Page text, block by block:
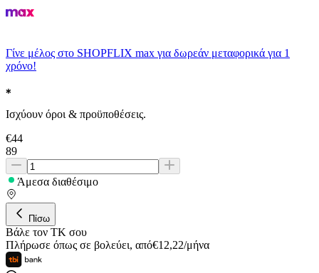
Γίνε μέλος στο SHOPFLIX max για δωρεάν μεταφορικά για 1
χρόνο!
Ισχύουν όροι & προϋποθέσεις.
€44
89
Άμεσα διαθέσιμο
Πίσω
Βάλε τον ΤΚ σου
Πλήρωσε όπως σε βολεύει, από€12,22/μήνα